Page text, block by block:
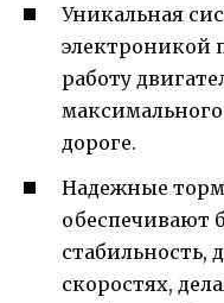
Уникальная
электроникой
работу
дороге.
Надежные
обеспечивают
стабильность,
скоростях,